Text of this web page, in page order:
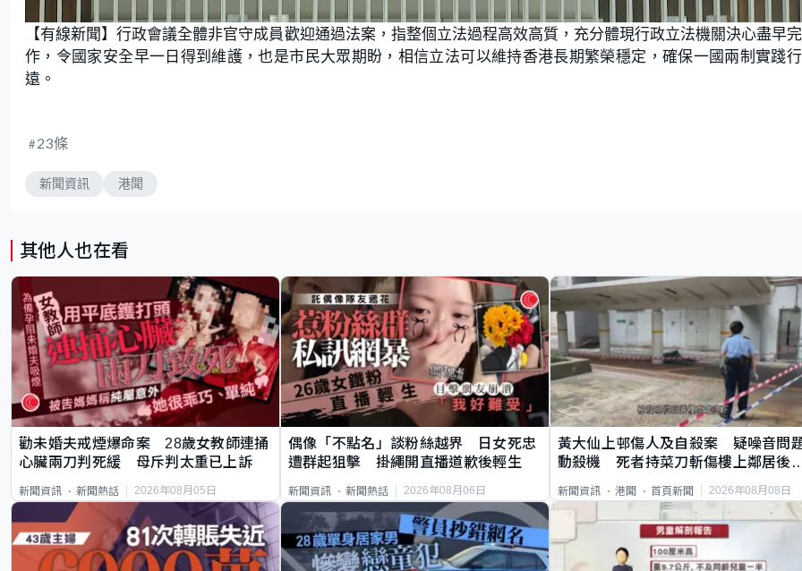
U
n
m
u
t
e
o
a
d
d
:
【有線新聞】行政會議全體非官守成員歡迎通過法案，指整個立法過程高效高質，充分體現行政立法機關決心盡早
作，令國家安全早一日得到維護，也是市民大眾期盼，相信立法可以維持香港長期繁榮穩定，確保一國兩制實踐
遠。
23條
新聞資訊 港聞
其他人也在看
勸未婚夫戒煙爆命案 28歲女教師連捅
心臟兩刀判死緩 母斥判太重已上訴
新聞資訊 新聞熱話 2026年08月05日
偶像「不點名」談粉絲越界 日女死忠
遭群起狙擊 掛繩開直播道歉後輕生
新聞資訊 新聞熱話 2026年08月06日
黃大仙上邨傷人及自殺案 疑噪音問
動殺機 死者持菜刀斬傷樓上鄰居後
新聞資訊 港聞 首頁新聞 2026年08月08日